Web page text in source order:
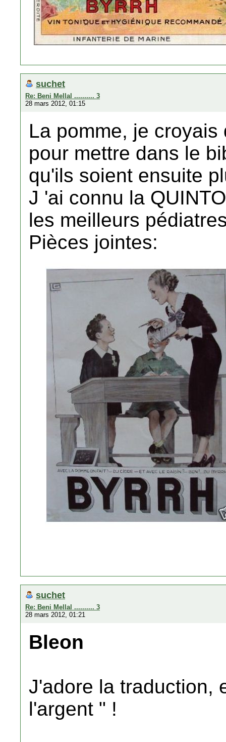
suchet
Re: Beni Mellal .......... 3
28 mars 2012, 01:15
La pomme, je
pour mettre dans le
qu'ils soient ensuite
J 'ai connu la
les meilleurs
Pièces jointes:
suchet
Re: Beni Mellal .......... 3
28 mars 2012, 01:21
Bleon
J'adore la traduction,
l'argent " !